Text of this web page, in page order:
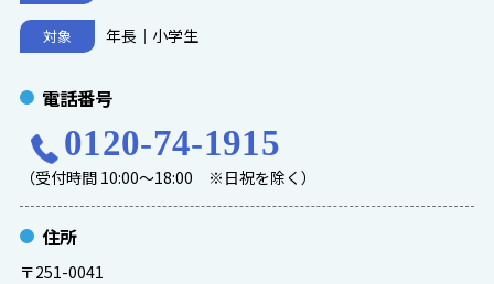
対象 年長｜小学生
電話番号
0120-74-1915
（受付時間 10:00～18:00 ※日祝を除く）
住所
〒251-0041